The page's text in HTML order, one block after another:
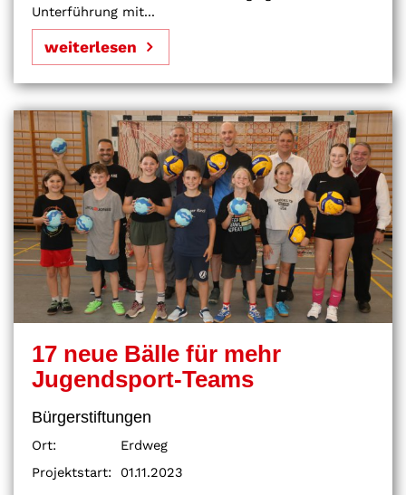
Unterführung mit...
weiterlesen
17 neue Bälle für mehr
Jugendsport-Teams
Bürgerstiftungen
Ort:
Erdweg
Projektstart:
01.11.2023